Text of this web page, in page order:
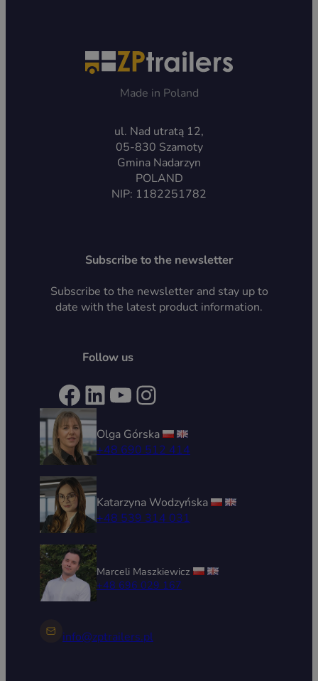
Made in Poland
ul. Nad utratą 12,
05-830 Szamoty
Gmina Nadarzyn
POLAND
NIP: 1182251782
Subscribe to the newsletter
Subscribe to the newsletter and stay up to
date with the latest product information.
Follow us
Facebook LinkedIn YouTube Instagram
Olga Górska
+48 690 512 414
Katarzyna Wodzyńska
+48 539 314 031
Marceli Maszkiewicz
+48 696 029 167
info@zptrailers.pl